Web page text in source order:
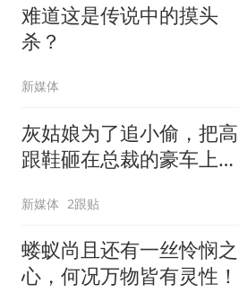
难道这是传说中的摸头
杀？
新媒体
灰姑娘为了追小偷，把高
跟鞋砸在总裁的豪车上，
新媒体 2跟贴
蝼蚁尚且还有一丝怜悯之
心，何况万物皆有灵性！